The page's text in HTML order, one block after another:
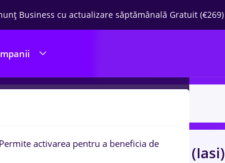
Business cu actualizare săptămânală Gratuit (€269)
de muncahr juniorin Iasi (Iasi)
Permite activarea pentru a beneficia de